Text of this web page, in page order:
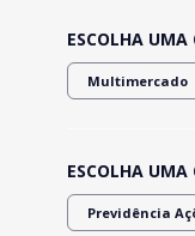
ESCOLHA UMA
Multimercado
ESCOLHA UMA
Previdência